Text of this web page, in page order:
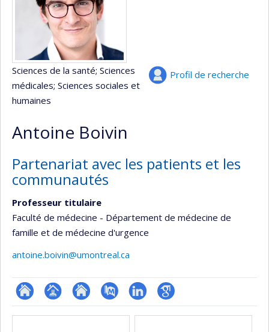
Profil de recherche
Sciences de la santé; Sciences
médicales; Sciences sociales et
humaines
Antoine Boivin
Partenariat avec les patients et les
communautés
Professeur titulaire
Faculté de médecine - Département de médecine de
famille et de médecine d'urgence
antoine.boivin@umontreal.ca
ResearchGate
Page Site
PubMedLinkedInGoogle
Médias